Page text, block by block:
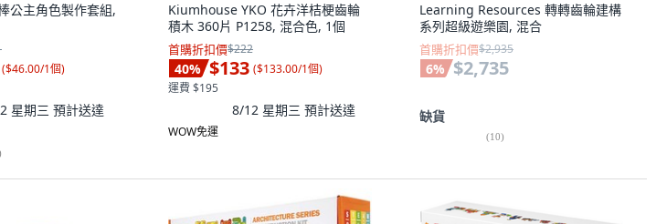
公主角色製作套組,
($46.00/1個)
星期三 預計送達
Kiumhouse YKO 花卉洋桔梗齒輪
積木 360片 P1258, 混合色, 1個
首購折扣價$222
40% $133 ($133.00/1個)
運費 $195
8/12 星期三 預計送達
WOW免運
Learning Resources 轉轉齒輪建構
系列超級遊樂園, 混合
首購折扣價$2,935
6% $2,735
缺貨
(10)